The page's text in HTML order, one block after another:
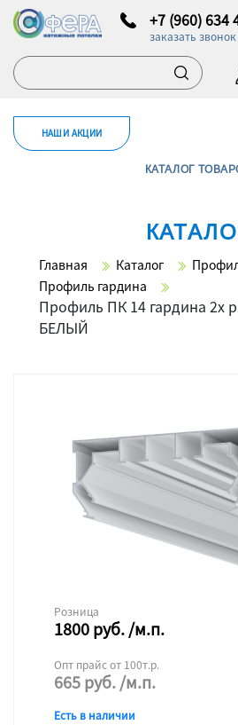
+7 (960) 634
заказать звонок
НАШИ АКЦИИ
КАТАЛОГ
Главная Каталог
Профиль гардина
Профиль ПК 14 гардина 2х
БЕЛЫЙ
Розница
1800руб./м.п.
Опт прайс от 100т.р.
665руб./м.п.
Есть в наличии